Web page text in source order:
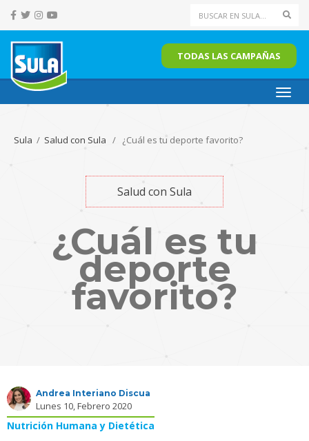
TODAS LAS CAMPAÑAS
Sula / Salud con Sula / ¿Cuál es tu deporte favorito?
Salud con Sula
¿Cuál es tu
deporte
favorito?
Andrea Interiano Discua
Lunes 10, Febrero 2020
Nutrición Humana y Dietética